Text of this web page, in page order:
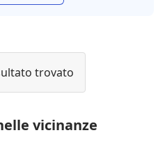
trovato
vicinanze